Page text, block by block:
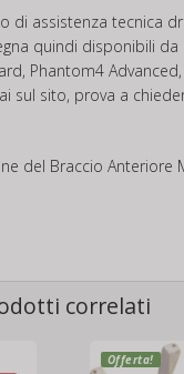
di assistenza
quindi disponibili
sul sito, prova a
del Braccio Anteriore
correlati
Offerta!